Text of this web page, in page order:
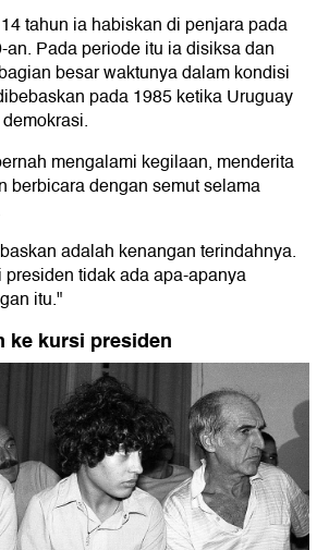
tahun ia habiskan di penjara pada
an. Pada periode itu ia disiksa dan
besar waktunya dalam kondisi
pada 1985 ketika Uruguay
mengalami kegilaan, menderita
berbicara dengan semut selama
adalah kenangan terindahnya.
tidak ada apa-apanya
itu."
ke kursi presiden